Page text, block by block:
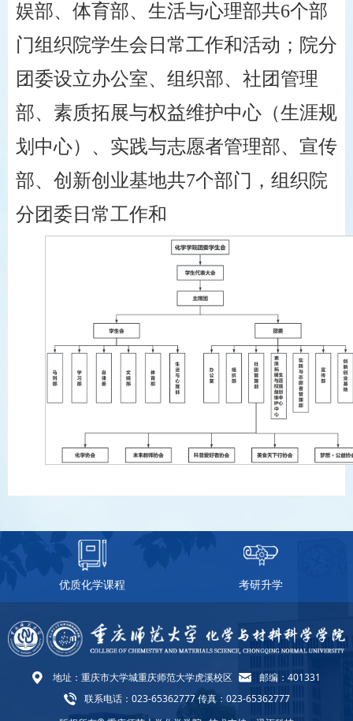
娱部、体育部、生活与心理部共6个部
门组织院学生会日常工作和活动；院分
团委设立办公室、组织部、社团管理
部、素质拓展与权益维护中心（生涯规
划中心）、实践与志愿者管理部、宣传
部、创新创业基地共7个部门，组织院
分团委日常工作和
优质化学课程 考研升学
地址：重庆市大学城重庆师范大学虎溪校区
邮编：401331
联系电话：023-65362777 传真：023-65362777